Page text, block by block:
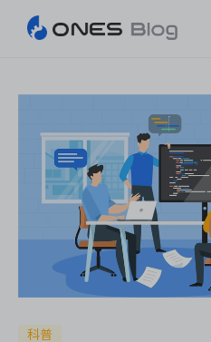
ONES Project
ONES Wiki
ONES Desk
科普